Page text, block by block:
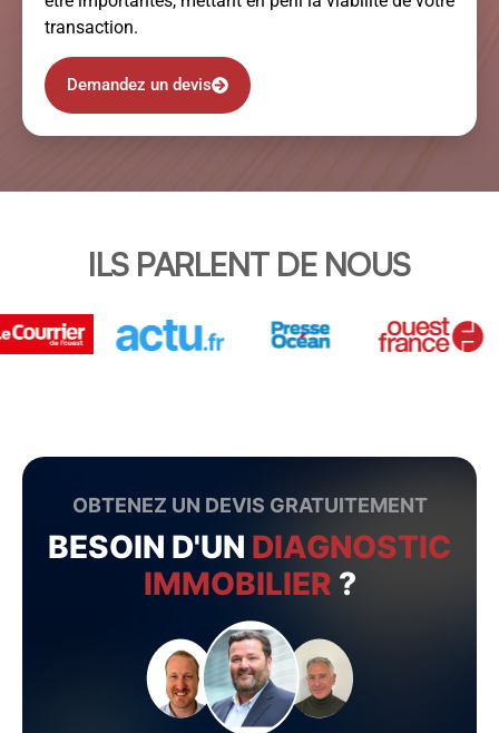
transaction.
Demandez un devis
ILS PARLENT DE NOUS
OBTENEZ UN DEVIS GRATUITEMENT
BESOIN D'UN DIAGNOSTIC
IMMOBILIER ?